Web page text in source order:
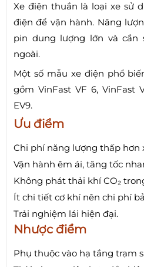
Xe điện thuần là loại xe sử
điện để vận hành. Năng
pin dung lượng lớn và cần
ngoài.
Một số mẫu xe điện phổ
gồm VinFast VF 6, VinFast
EV9.
Ưu điểm
Chi phí năng lượng thấp hơn
Vận hành êm ái, tăng tốc
Không phát thải khí CO₂
Ít chi tiết cơ khí nên chi phí
Trải nghiệm lái hiện đại.
Nhược điểm
Phụ thuộc vào hạ tầng trạm